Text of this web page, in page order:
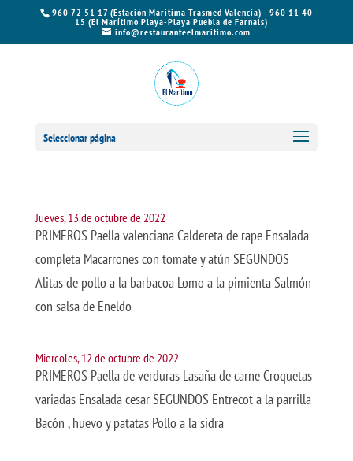
960 72 51 17 (Estación Marítima Trasmed Valencia) - 960 11 40
15 (El Marítimo Playa-Playa Puebla de Farnals)
info@restauranteelmaritimo.com
Seleccionar página
Jueves, 13 de octubre de 2022
PRIMEROS Paella valenciana Caldereta de rape Ensalada
completa Macarrones con tomate y atún SEGUNDOS
Alitas de pollo a la barbacoa Lomo a la pimienta Salmón
con salsa de Eneldo
Miercoles, 12 de octubre de 2022
PRIMEROS Paella de verduras Lasaña de carne Croquetas
variadas Ensalada cesar SEGUNDOS Entrecot a la parrilla
Bacón , huevo y patatas Pollo a la sidra